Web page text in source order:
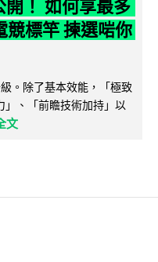
！ 如何享最多
標竿 揀選啱你
。除了基本效能，「極致
、「前瞻技術加持」以
文